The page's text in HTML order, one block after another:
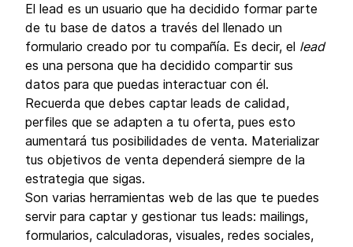
El lead es un usuario que ha decidido formar parte
de tu base de datos a través del llenado un
formulario creado por tu compañía. Es decir, el lead
es una persona que ha decidido compartir sus
datos para que puedas interactuar con él.
Recuerda que debes captar leads de calidad,
perfiles que se adapten a tu oferta, pues esto
aumentará tus posibilidades de venta. Materializar
tus objetivos de venta dependerá siempre de la
estrategia que sigas.
Son varias herramientas web de las que te puedes
servir para captar y gestionar tus leads: mailings,
formularios, calculadoras, visuales, redes sociales,